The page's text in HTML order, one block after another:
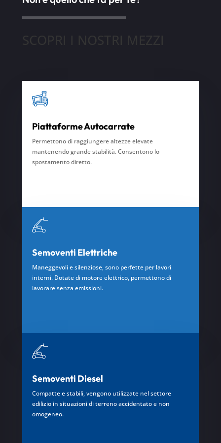
Piattaforme Autocarrate
Permettono di raggiungere altezze elevate
mantenendo grande stabilità. Consentonolo
spostamento diretto.
Semoventi Elettriche
Maneggevoli e silenziose, sono perfette per lavori
interni. Dotate di motore elettrico, permettono di
lavorare senza emissioni.
Semoventi Diesel
Compatte e stabili, vengono utilizzate nel settore
edilizio in situazioni di terreno accidentato e non
omogeneo.